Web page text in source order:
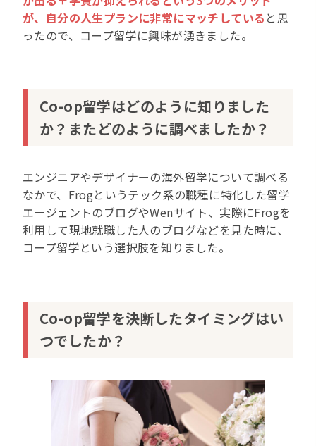
が、自分の人生プランに非常にマッチしている と思
ったので、コープ留学に興味が湧きました。
Co-op留学はどのように知りました
か？またどのように調べましたか？
エンジニアやデザイナーの海外留学について調べる
なかで、Frogというテック系の職種に特化した留学
エージェントのブログやWenサイト、実際にFrogを
利用して現地就職した人のブログなどを見た時に、
コープ留学という選択肢を知りました。
Co-op留学を決断したタイミングはい
つでしたか？